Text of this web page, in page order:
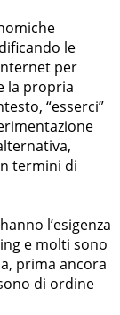
le
per
la propria
“esserci”
termini di
l’esigenza
e molti sono
prima ancora
di ordine